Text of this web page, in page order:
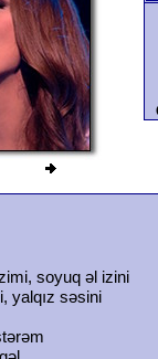
soyuq əl izini
yalqız səsini